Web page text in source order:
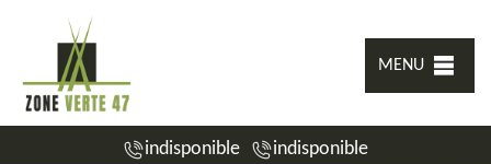
MENU
indisponible indisponible